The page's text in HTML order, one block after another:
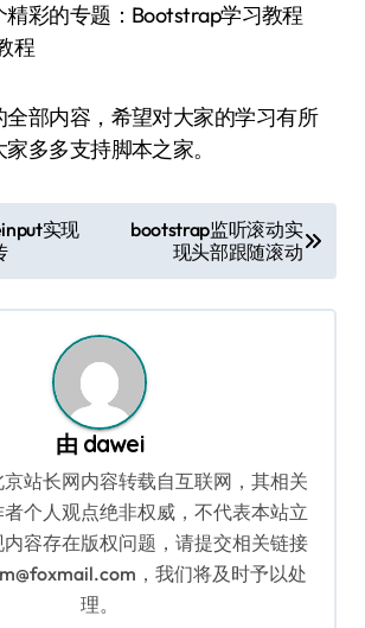
彩的专题：Bootstrap学习教程
程
全部内容，希望对大家的学习有所
多多支持脚本之家。
实现
bootstrap监听滚动实
现头部跟随滚动
由 dawei
京站长网内容转载自互联网，其相关
个人观点绝非权威，不代表本站立
容存在版权问题，请提交相关链接
，我们将及时予以处
理。